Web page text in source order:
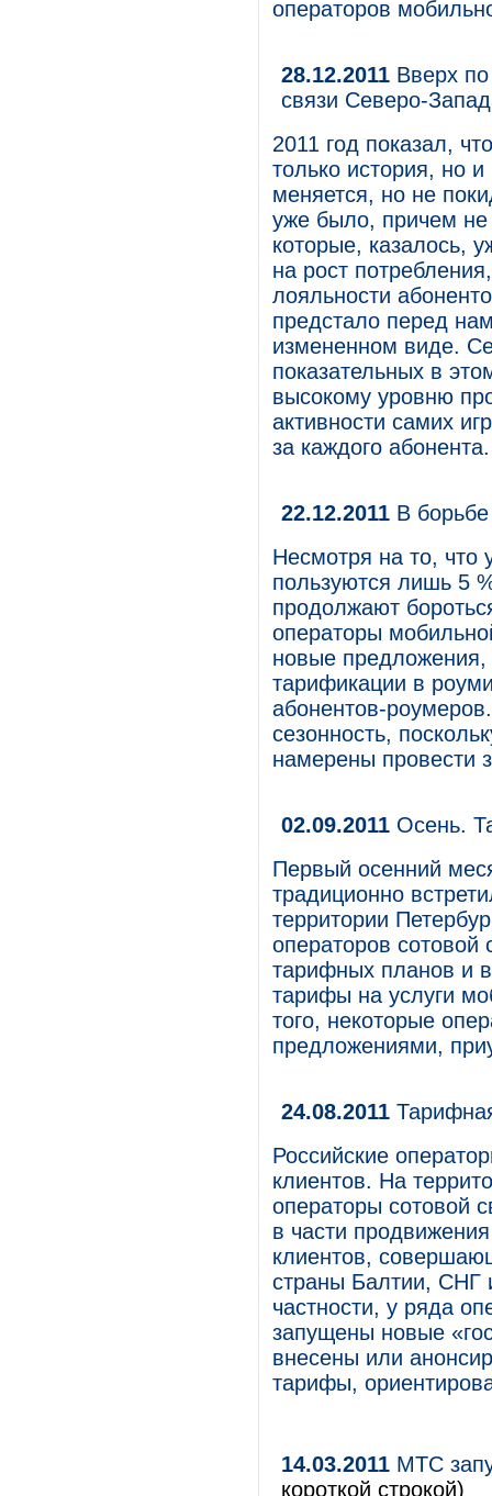
операторов
28.12.2011 Вверх
связи Северо-
2011 год показал,
только история, но
меняется, но не
уже было, причем
которые, казалось,
на рост
лояльности
предстало перед
измененном виде.
показательных в
высокому уровню
активности самих
за каждого абонента.
22.12.2011 В
Несмотря на то, что
пользуются лишь 5
продолжают
операторы
новые
тарификации в
абонентов-
сезонность,
намерены провести
02.09.2011 Осень.
Первый осенний
традиционно
территории
операторов
тарифных планов и
тарифы на услуги
того, некоторые
предложениями,
24.08.2011
Российские
клиентов. На
операторы сотовой
в части
клиентов,
страны Балтии, СНГ
частности, у ряда
запущены новые
внесены или
тарифы,
14.03.2011 МТС
короткой строкой)